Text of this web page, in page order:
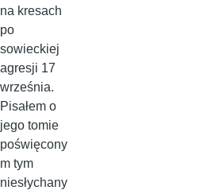
na kresach
po
sowieckiej
agresji 17
września.
Pisałem o
jego tomie
poświęcony
m tym
niesłychany